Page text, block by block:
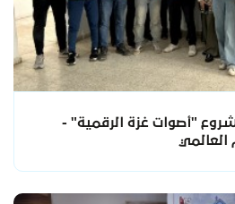
"أصوات غزة الرقمية" -
العالمي